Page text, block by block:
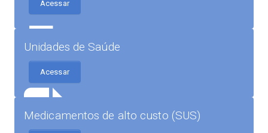
Acessar
Unidades de Saúde
Acessar
Medicamentos de alto custo (SUS)